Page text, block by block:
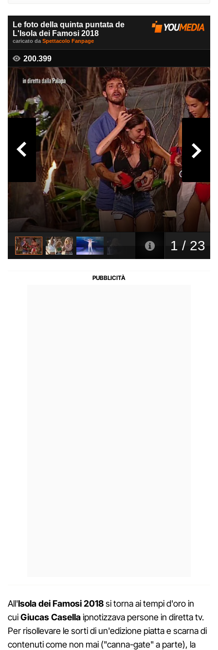
All'Isola dei Famosi 2018si torna ai tempi d'oro in
cuiGiucas Casellaipnotizzava persone in diretta tv.
Per risollevare le sorti di un'edizione piatta e scarna di
contenuti come non mai ("canna-gate" a parte), la